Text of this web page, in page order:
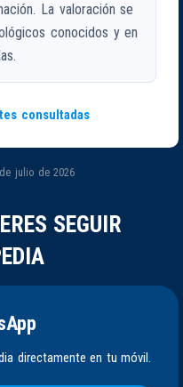
La valoración se
conocidos y en
consultadas
julio de 2026
SEGUIR
directamente en tu móvil.